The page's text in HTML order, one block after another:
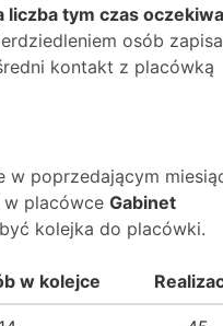
liczba tym czas
osób
kontakt z placówką
w poprzedającym
placówce Gabinet
kolejka do placówki.
w kolejce